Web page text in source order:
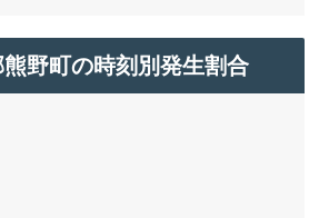
野町の時刻別発生割合